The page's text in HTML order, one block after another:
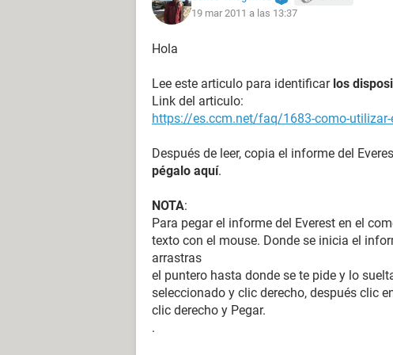
Tipo de computadora Equipo basado en
Service Pack del sistema operativo [ TRIAL
Internet Explorer 7.0.6001.18000
DirectX DirectX 10.1
Nombre de usuario genvin
Dominio de inicio de sesión [ TRIAL
Motherboard:
Tipo de CPU Mobile DualCore Intel
Nombre del motherboard Wistron 3612
Chipset del motherboard Intel Cantiga
Memoria del sistema [ TRIAL VERSION ]
DIMM1: Kingston 2 GB DDR2-800 DDR2
MHz) (4-4-4-12 @ 266 MHz)
19 mar 2011 a las 13:37
Hola
Lee este articulo para identificar los
Link del articulo:
https://es.ccm.net/faq/1683-como-utilizar-
Después de leer, copia el informe del
pégalo aquí.
NOTA:
Para pegar el informe del Everest en el
texto con el mouse. Donde se inicia el
arrastras
el puntero hasta donde se te pide y lo
seleccionado y clic derecho, después clic
clic derecho y Pegar.
.